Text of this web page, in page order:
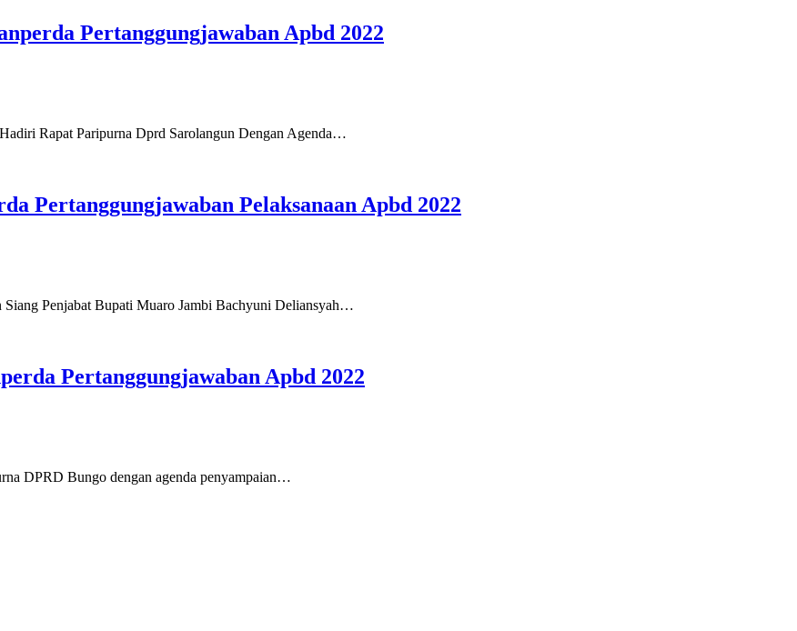
Pertanggungjawaban Apbd 2022
Rapat Paripurna Dprd Sarolangun Dengan Agenda…
Pertanggungjawaban Pelaksanaan Apbd 2022
Penjabat Bupati Muaro Jambi Bachyuni Deliansyah…
Pertanggungjawaban Apbd 2022
DPRD Bungo dengan agenda penyampaian…